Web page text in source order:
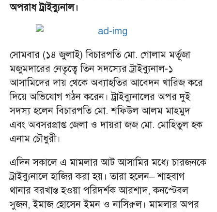
অপরাধ ট্রাইব্যুনাল।
সোমবার (১৪ জুলাই) বিচারপতি মো. গোলাম মর্তূজা
মজুমদারের নেতৃত্বে তিন সদস্যের ট্রাইব্যুনাল-১
আসামিদের দায় থেকে অব্যাহতির আবেদন খারিজ করে
দিয়ে অভিযোগ গঠন করেন। ট্রাইব্যুনালের অপর দুই
সদস্য হলেন বিচারপতি মো. শফিউল আলম মাহমুদ
এবং অবসরপ্রাপ্ত জেলা ও দায়রা জজ মো. মোহিতুল হক
এনাম চৌধুরী।
এদিন সকালে এ মামলার আট আসামির মধ্যে চারজনকে
ট্রাইব্যুনালে হাজির করা হয়। তারা হলেন– শাহবাগ
থানার বরখাস্ত হওয়া পরিদর্শক আরশাদ, কনস্টেবল
সুজন, ইমাজ হোসেন ইমন ও নাসিরুল। মামলার অপর